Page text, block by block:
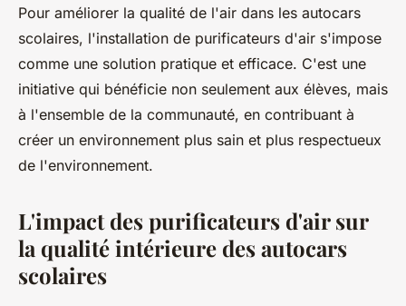
Pour améliorer la qualité de l'air dans les autocars
scolaires, l'installation de purificateurs d'air s'impose
comme une solution pratique et efficace. C'est une
initiative qui bénéficie non seulement aux élèves, mais
à l'ensemble de la communauté, en contribuant à
créer un environnement plus sain et plus respectueux
de l'environnement.
L'impact des purificateurs d'air sur
la qualité intérieure des autocars
scolaires